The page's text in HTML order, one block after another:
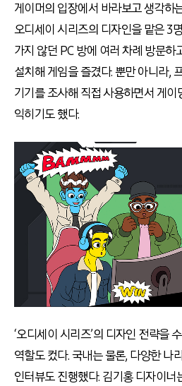
게이머의 입장에서 바라보고 생각하
오디세이 시리즈의 디자인을 맡은 3
가지 않던 PC 방에 여러 차례 방문하
설치해 게임을 즐겼다. 뿐만 아니라,
기기를 조사해 직접 사용하면서 게이
익히기도 했다.
‘오디세이 시리즈’의 디자인 전략을
역할도 컸다. 국내는 물론, 다양한 나
인터뷰도 진행했다. 김기홍 디자이너